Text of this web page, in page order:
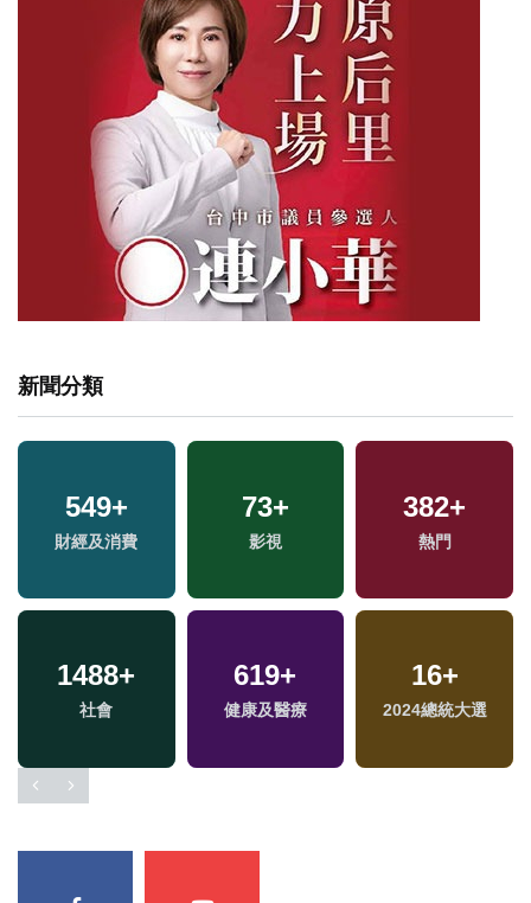
新聞分類
1797+
生活
1+
兩岸藝苑天地
1+
2023金鐘獎
749+
綜合
2+
福建林公信俗文化專
12+
演唱會